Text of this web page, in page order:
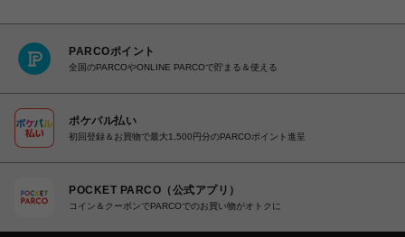
PARCOポイント
全国のPARCOやONLINE PARCOで貯まる＆使える
ポケパル払い
初回登録＆お買物で最大1,500円分のPARCOポイント進呈
POCKET PARCO（公式アプリ）
コイン＆クーポンでPARCOでのお買い物がオトクに